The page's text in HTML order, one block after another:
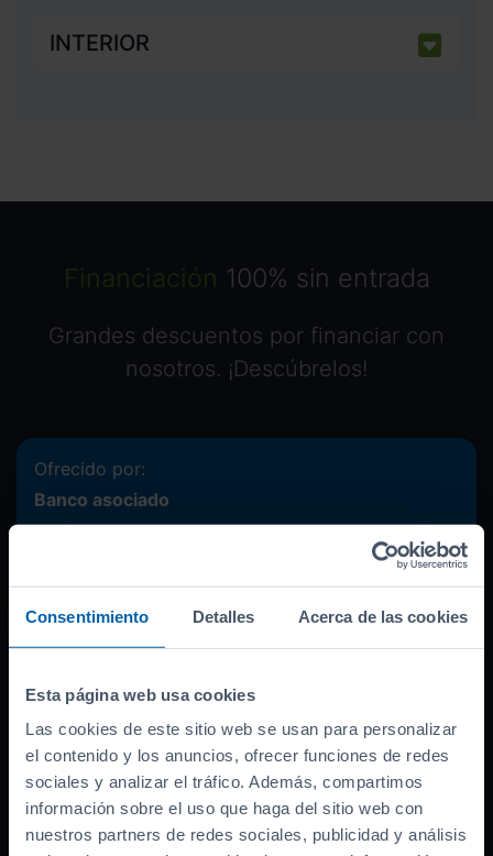
Consentimiento Detalles Acerca de las cookies
Esta página web usa cookies
Las cookies de este sitio web se usan para personalizar
el contenido y los anuncios, ofrecer funciones de redes
sociales y analizar el tráfico. Además, compartimos
información sobre el uso que haga del sitio web con
nuestros partners de redes sociales, publicidad y análisis
INTERIOR
Financiación 100% sin entrada
Grandes descuentos por financiar con
nosotros. ¡Descúbrelos!
Ofrecido por:
Banco asociado
34.990 €
Bonificación por financiar -3.000 €
Entrada inicial 7.998 €
Importe a financiar 23.992
TAE
TIN 10.99 %
Documentación necesaria